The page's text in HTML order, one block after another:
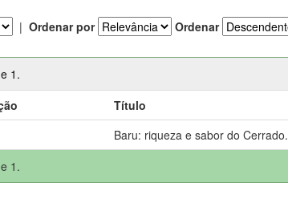
| Ordenar por Ordenar
1.
Título
Baru: riqueza e sabor do Cerrado.
1.